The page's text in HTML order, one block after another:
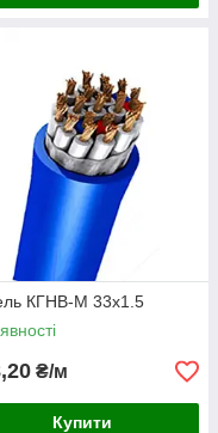
КГНВ-М 33х1.5
₴/м
Купити